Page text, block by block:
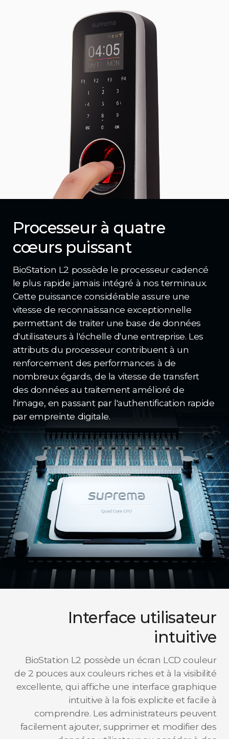
Processeur à quatre
cœurs puissant
BioStation L2 possède le processeur cadencé
le plus rapide jamais intégré à nos terminaux.
Cette puissance considérable assure une
vitesse de reconnaissance exceptionnelle
permettant de traiter une base de données
d'utilisateurs à l'échelle d'une entreprise. Les
attributs du processeur contribuent à un
renforcement des performances à de
nombreux égards, de la vitesse de transfert
des données au traitement amélioré de
l'image, en passant par l'authentification rapide
par empreinte digitale.
Interface utilisateur
intuitive
BioStation L2 possède un écran LCD couleur
de 2 pouces aux couleurs riches et à la visibilité
excellente, qui affiche une interface graphique
intuitive à la fois explicite et facile à
comprendre. Les administrateurs peuvent
facilement ajouter, supprimer et modifier des